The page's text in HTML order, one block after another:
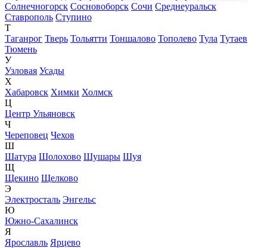
Солнечногорск Сосновоборск Сочи Среднеуральск
Ставрополь Ступино
Т
Таганрог Тверь Тольятти Тоншалово Тополево Тула Тутаев
Тюмень
У
Узловая Усады
Х
Хабаровск Химки Холмск
Ц
Центр Ульяновск
Ч
Череповец Чехов
Ш
Шатура Шолохово Шушары Шуя
Щ
Щекино Щелково
Э
Электросталь Энгельс
Ю
Южно-Сахалинск
Я
Ярославль Ярцево